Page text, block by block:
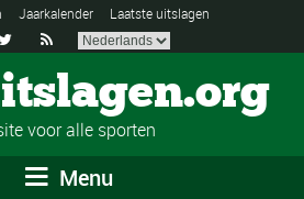
Jaarkalender Laatste uitslagen
 
voor alle sporten
Menu